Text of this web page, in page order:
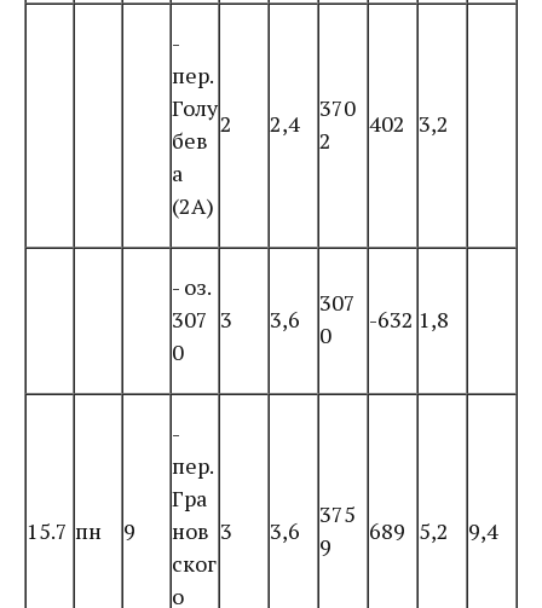
-
пер.
Голу
бев
а
(2А)
2 2,4
370
2
402 3,2
- оз.
307
0
3 3,6
307
0
-632 1,8
15.7 пн 9
-
пер.
Гра
нов
ског
о
3 3,6
375
9
689 5,2 9,4